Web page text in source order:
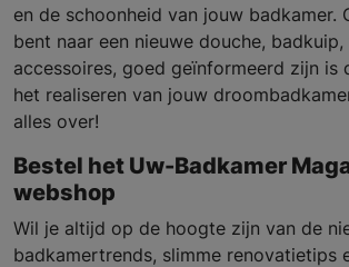
en de schoonheid van jouw badkamer.
bent naar een nieuwe douche,
accessoires, goed geïnformeerd zijn is
het realiseren van jouw
alles over!
Bestel het Uw-Badkamer
webshop
Wil je altijd op de hoogte zijn van de
badkamertrends, slimme renovatietips